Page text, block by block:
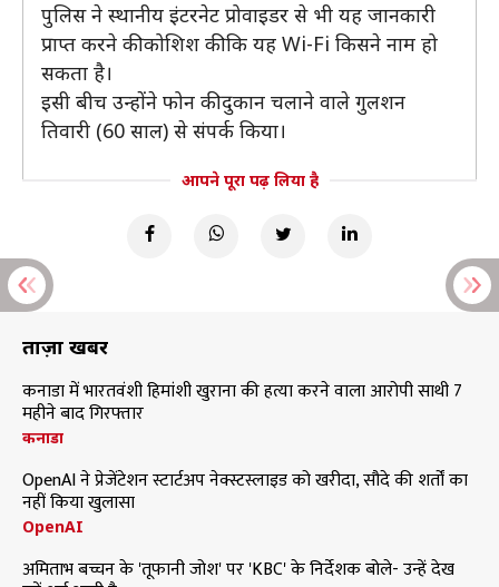
पुलिस ने स्थानीय इंटरनेट प्रोवाइडर से भी यह जानकारी
प्राप्त करने की कोशिश की कि यह Wi-Fi किसने नाम हो
सकता है।
इसी बीच उन्होंने फोन की दुकान चलाने वाले गुलशन
तिवारी (60 साल) से संपर्क किया।
आपने पूरा पढ़ लिया है
ताज़ा खबरें
कनाडा में भारतवंशी हिमांशी खुराना की हत्या करने वाला आरोपी साथी 7
महीने बाद गिरफ्तार
कनाडा
OpenAI ने प्रेजेंटेशन स्टार्टअप नेक्स्टस्लाइड को खरीदा, सौदे की शर्तों का
नहीं किया खुलासा
OpenAI
अमिताभ बच्चन के 'तूफानी जोश' पर 'KBC' के निर्देशक बोले- उन्हें देख